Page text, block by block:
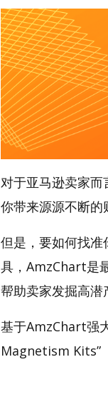
对于亚马逊卖家
你带来源源不断的
但是，要如何找
具，AmzChart是
帮助卖家发掘高
基于AmzChart强
Magnetism Kits”